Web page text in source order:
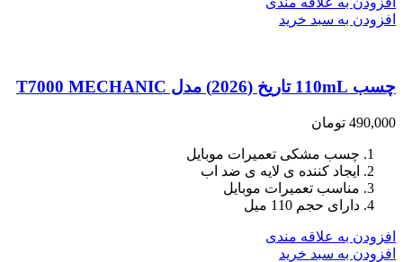
افزودن به سبد خرید
چسب 110mL تاریخ (2026) مدل T7000 MECHANIC
490,000 تومان
چسب مشکی تعمیرات موبایل
ایجاد کننده ی لایه ی ضد اب
مناسب تعمیرات موبایل
دارای حجم 110 میل
افزودن به علاقه مندی
افزودن به سبد خرید